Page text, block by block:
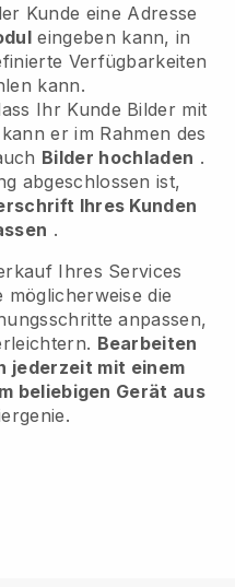
Kunde eine Adresse
eingeben kann, in
Verfügbarkeiten
kann.
Ihr Kunde Bilder mit
er im Rahmen des
Bilder hochladen .
abgeschlossen ist,
Ihres Kunden
.
Ihres Services
die
anpassen,
Bearbeiten
jederzeit mit einem
beliebigen Gerät aus